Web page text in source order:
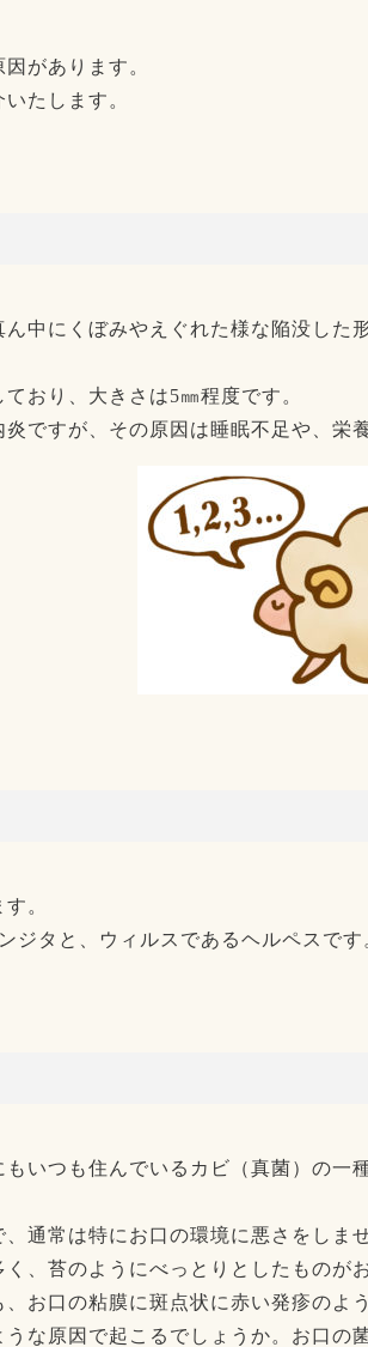
があります。
たします。
中にくぼみやえぐれた様な陥没し
おり、大きさは5㎜程度です。
ですが、その原因は睡眠不足や、栄
。
ジタと、ウィルスであるヘルペスです
いつも住んでいるカビ（真菌）の
通常は特にお口の環境に悪さをしませ
、苔のようにべっとりとしたもの
お口の粘膜に斑点状に赤い発疹のよ
な原因で起こるでしょうか。お口